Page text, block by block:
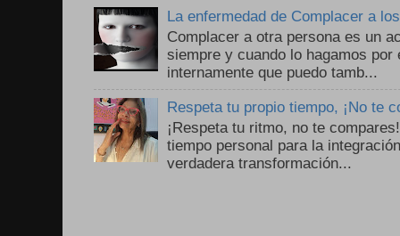
La enfermedad de Complacer a
Complacer a otra persona es un
siempre y cuando lo hagamos por
internamente que puedo tamb...
Respeta tu propio tiempo, ¡No te
¡Respeta tu ritmo, no te
tiempo personal para la
verdadera transformación...